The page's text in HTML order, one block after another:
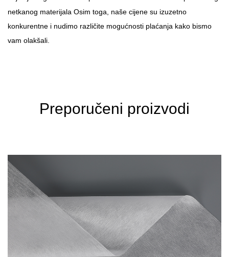
netkanog materijala Osim toga, naše cijene su izuzetno
konkurentne i nudimo različite mogućnosti plaćanja kako bismo
vam olakšali.
Preporučeni proizvodi